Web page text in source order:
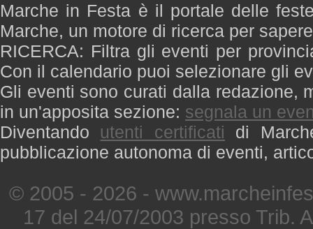
Marche in Festa è il portale delle
Marche, un motore di ricerca per
RICERCA: Filtra gli eventi per
Con il calendario puoi selezionare gli
Gli eventi sono curati dalla redazione,
in un'apposita sezione: segnala un
Diventando utenti certificati di
pubblicazione autonoma di eventi,
© 2005 - 2026 -
17 del 24/07/2003 presso Trib.